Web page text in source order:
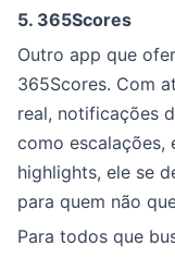
5. 365Scores
Outro app que
365Scores. Com
real, notificações
como escalações,
highlights, ele se
para quem não
Para todos que